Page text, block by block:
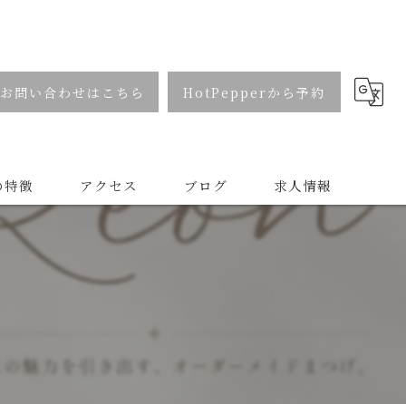
お問い合わせはこちら HotPepperから予約
徴 アクセス ブログ 求人情報